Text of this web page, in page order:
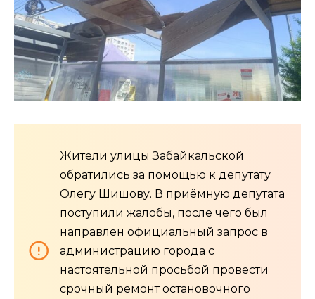
Жители улицы Забайкальской
обратились за помощью к депутату
Олегу Шишову. В приёмную депутата
поступили жалобы, после чего был
направлен официальный запрос в
администрацию города с
настоятельной просьбой провести
срочный ремонт остановочного